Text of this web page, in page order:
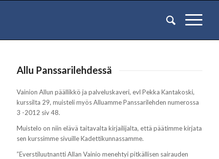
Allu Panssarilehdessä
Vainion Allun päällikkö ja palveluskaveri, evl Pekka Kantakoski,
kurssilta 29, muisteli myös Alluamme Panssarilehden numerossa
3 -2012 siv 48.
Muistelo on niin elävä taitavalta kirjailijalta, että päätimme kirjata
sen kurssimme sivuille Kadettikunnassamme.
”Everstiluutnantti Allan Vainio menehtyi pitkällisen sairauden